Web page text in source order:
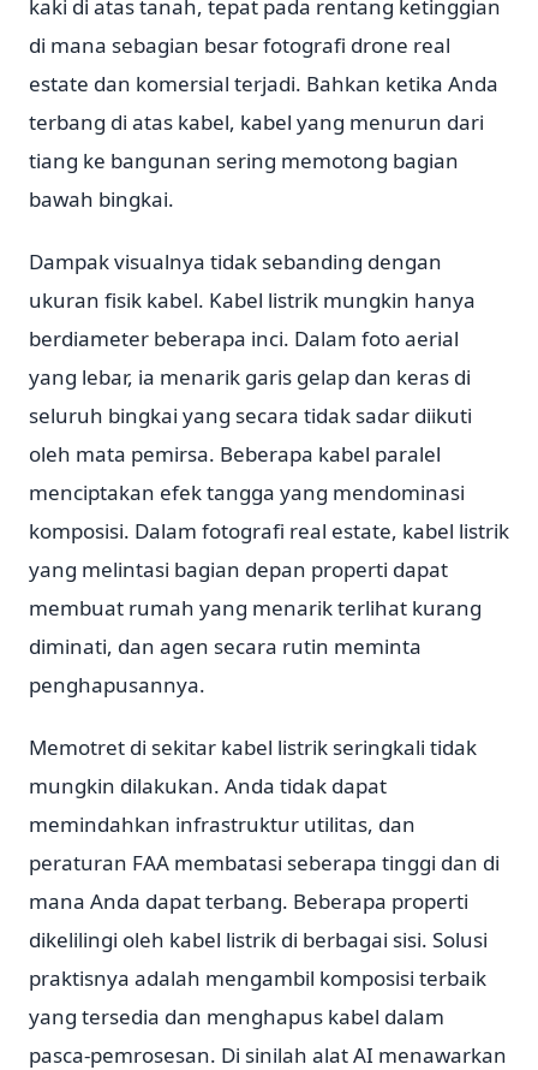
kaki di atas tanah, tepat pada rentang ketinggian
di mana sebagian besar fotografi drone real
estate dan komersial terjadi. Bahkan ketika Anda
terbang di atas kabel, kabel yang menurun dari
tiang ke bangunan sering memotong bagian
bawah bingkai.
Dampak visualnya tidak sebanding dengan
ukuran fisik kabel. Kabel listrik mungkin hanya
berdiameter beberapa inci. Dalam foto aerial
yang lebar, ia menarik garis gelap dan keras di
seluruh bingkai yang secara tidak sadar diikuti
oleh mata pemirsa. Beberapa kabel paralel
menciptakan efek tangga yang mendominasi
komposisi. Dalam fotografi real estate, kabel listrik
yang melintasi bagian depan properti dapat
membuat rumah yang menarik terlihat kurang
diminati, dan agen secara rutin meminta
penghapusannya.
Memotret di sekitar kabel listrik seringkali tidak
mungkin dilakukan. Anda tidak dapat
memindahkan infrastruktur utilitas, dan
peraturan FAA membatasi seberapa tinggi dan di
mana Anda dapat terbang. Beberapa properti
dikelilingi oleh kabel listrik di berbagai sisi. Solusi
praktisnya adalah mengambil komposisi terbaik
yang tersedia dan menghapus kabel dalam
pasca-pemrosesan. Di sinilah alat AI menawarkan